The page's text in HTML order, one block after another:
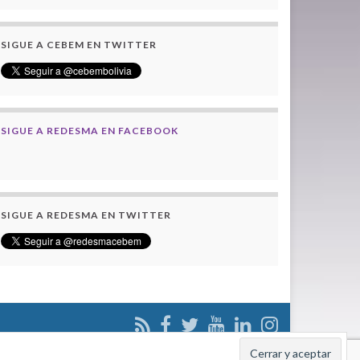
SIGUE A CEBEM EN TWITTER
SIGUE A REDESMA EN FACEBOOK
SIGUE A REDESMA EN TWITTER